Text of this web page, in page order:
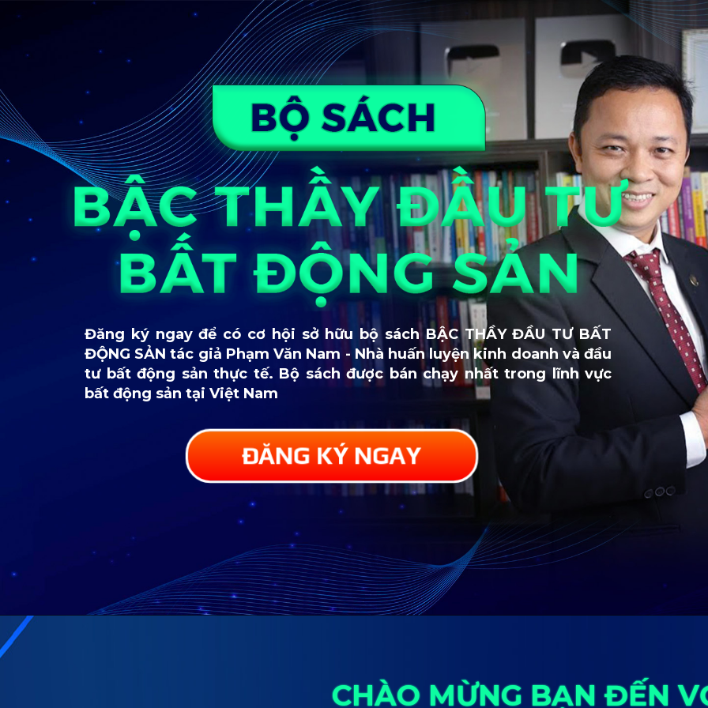
Đăng ký ngay để có cơ hội sở hữu bộ sách BẬC THẦY ĐẦU TƯ BẤT
ĐỘNG SẢN tác giả Phạm Văn Nam - Nhà huấn luyện kinh doanh và đầu
tư bất động sản thực tế. Bộ sách được bán chạy nhất trong lĩnh vực
bất động sản tại Việt Nam
ĐĂNG KÝ NGAY
CHÀO MỪNG BẠN ĐẾN